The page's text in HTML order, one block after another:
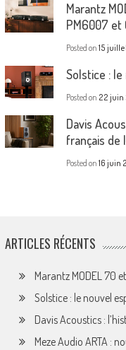
Marantz
PM6007 et
Posted on 15
Solstice :
Posted on 22 juin
Davis
français de
Posted on 16 juin
ARTICLES RÉCENTS
Marantz MODEL 70
Solstice : le nouvel
Davis Acoustics :
Meze Audio ARTA :